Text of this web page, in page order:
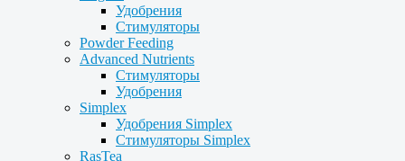
Удобрения
Стимуляторы
Powder Feeding
Advanced Nutrients
Стимуляторы
Удобрения
Simplex
Удобрения Simplex
Стимуляторы Simplex
RasTea